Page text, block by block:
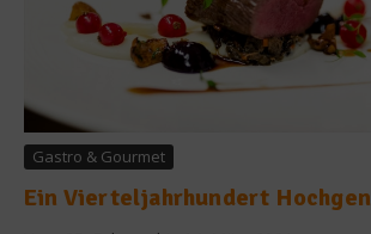
Gastro & Gourmet
Ein Vierteljahrhundert